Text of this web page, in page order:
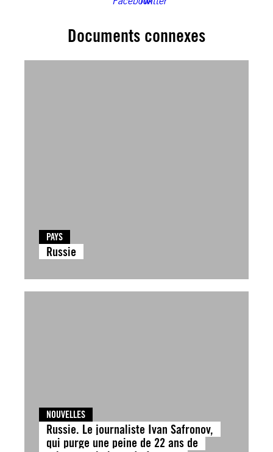
Documents connexes
PAYS
Russie
NOUVELLES
Russie. Le journaliste Ivan Safronov,
qui purge une peine de 22 ans de